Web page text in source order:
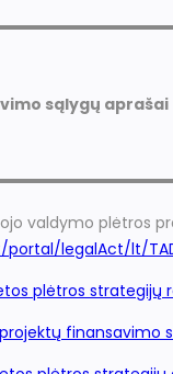
sąlygų aprašai
valdymo
legalAct/lt/
plėtros
finansavimo